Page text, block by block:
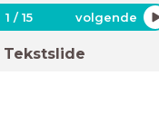
1 /15 volgende
Tekstslide